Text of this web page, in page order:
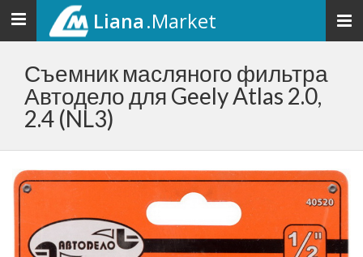
Toggle
navigation
Liana.Market
Съемник масляного фильтра
Автодело для Geely Atlas 2.0,
2.4 (NL3)